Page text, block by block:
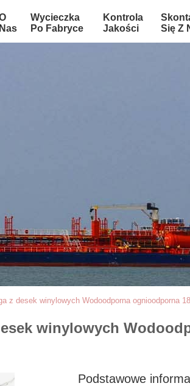
Nas
Wycieczka
Po Fabryce
Kontrola
Jakości
Się Z
z desek winylowych Wodoodporna ognioodporna
winylowych
Podstawowe